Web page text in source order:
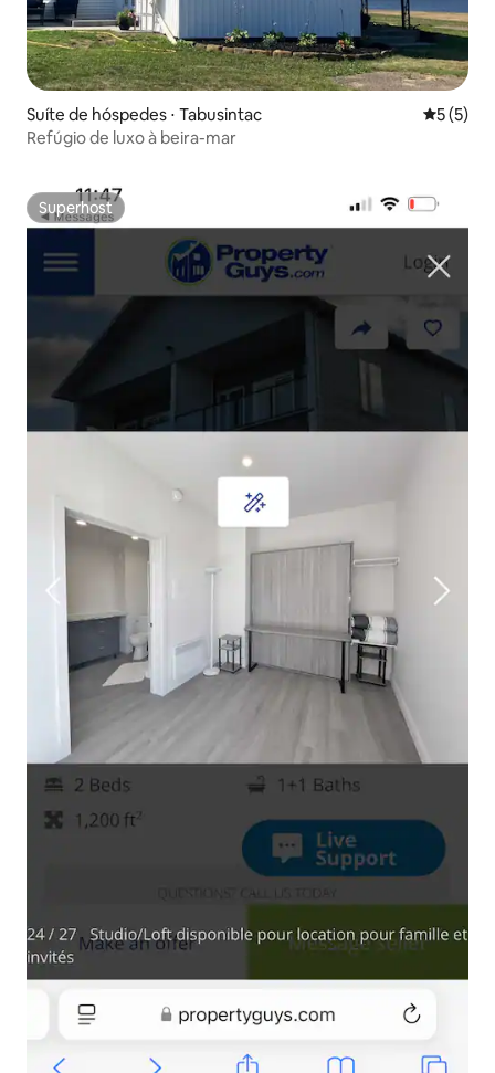
Suíte de hóspedes ⋅ Tabusintac 5 de
5 (5)
Refúgio de luxo à beira-mar
Superhost
Superhost